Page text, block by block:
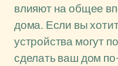
влияют на общее
дома. Если вы
устройства могут
сделать ваш дом